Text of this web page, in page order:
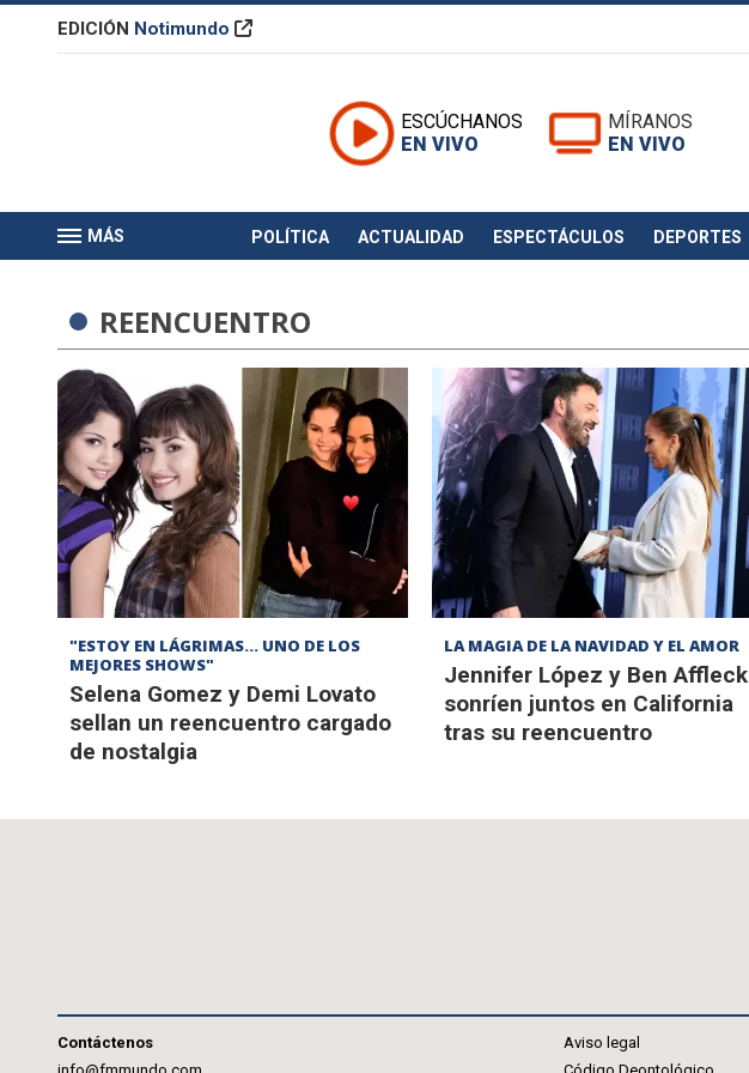
EDICIÓN Notimundo
ESCÚCHANOS
EN VIVO
MÍRANOS
EN VIVO
MÁS POLÍTICA ACTUALIDAD ESPECTÁCULOS DEPORTES
REENCUENTRO
"ESTOY EN LÁGRIMAS... UNO DE LOS
MEJORES SHOWS"
Selena Gomez y Demi Lovato
sellan un reencuentro cargado
de nostalgia
LA MAGIA DE LA NAVIDAD Y EL AMOR
Jennifer López y Ben Affleck
sonríen juntos en California
tras su reencuentro
Contáctenos
Aviso legal